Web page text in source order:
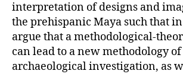
interpretation of designs and
the prehispanic Maya such that
argue that a methodological-
can lead to a new methodology of
archaeological investigation, as